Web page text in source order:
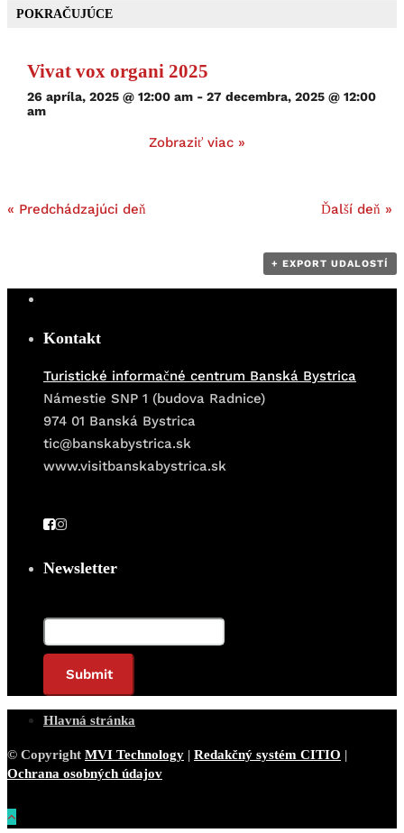
POKRAČUJÚCE
Vivat vox organi 2025
26 apríla, 2025 @ 12:00 am- 27 decembra, 2025 @ 12:00
am
Zobraziť viac »
« Predchádzajúci deň Ďalší deň »
+ EXPORT UDALOSTÍ
Kontakt
Turistické informačné centrum Banská Bystrica
Námestie SNP 1 (budova Radnice)
974 01 Banská Bystrica
tic@banskabystrica.sk
www.visitbanskabystrica.sk
Newsletter
Hlavná stránka
© Copyright MVI Technology | Redakčný systém CITIO |
Ochrana osobných údajov